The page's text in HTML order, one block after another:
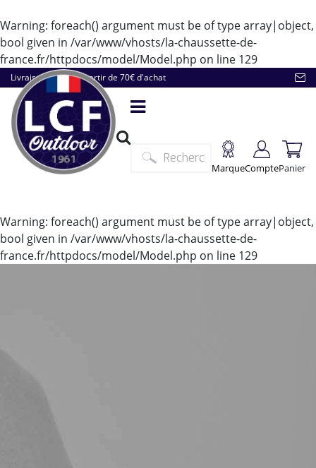
Warning: foreach() argument must be of type array|object,
bool given in /var/www/vhosts/la-chaussette-de-
france.fr/httpdocs/model/Model.php on line 129
Livraison offerte à partir de 70€ d'achat
MarqueComptePanier
Warning: foreach() argument must be of type array|object,
bool given in /var/www/vhosts/la-chaussette-de-
france.fr/httpdocs/model/Model.php on line 129